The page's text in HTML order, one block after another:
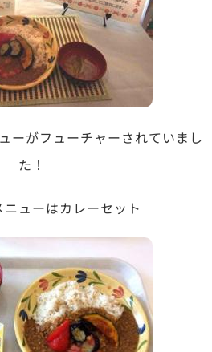
ーがフューチャーされていまし
た！
ューはカレーセット